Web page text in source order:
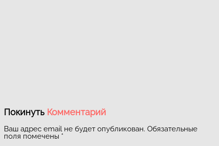
Покинуть Комментарий
Ваш адрес email не будет опубликован. Обязательные
поля помечены *